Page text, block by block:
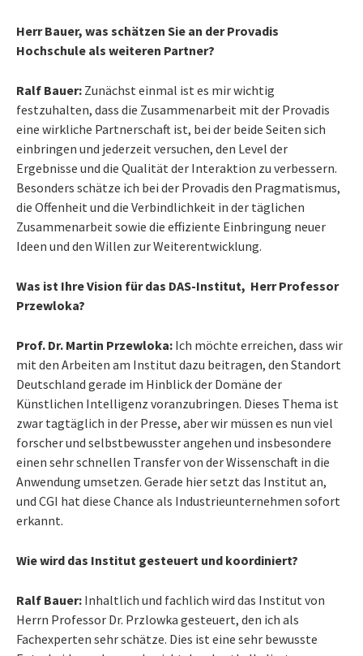
Herr Bauer, was schätzen Sie an der Provadis
Hochschule als weiteren Partner?
Ralf Bauer: Zunächst einmal ist es mir wichtig
festzuhalten, dass die Zusammenarbeit mit der Provadis
eine wirkliche Partnerschaft ist, bei der beide Seiten sich
einbringen und jederzeit versuchen, den Level der
Ergebnisse und die Qualität der Interaktion zu verbessern.
Besonders schätze ich bei der Provadis den Pragmatismus,
die Offenheit und die Verbindlichkeit in der täglichen
Zusammenarbeit sowie die effiziente Einbringung neuer
Ideen und den Willen zur Weiterentwicklung.
Was ist Ihre Vision für das DAS-Institut, Herr Professor
Przewloka?
Prof. Dr. Martin Przewloka: Ich möchte erreichen, dass wir
mit den Arbeiten am Institut dazu beitragen, den Standort
Deutschland gerade im Hinblick der Domäne der
Künstlichen Intelligenz voranzubringen. Dieses Thema ist
zwar tagtäglich in der Presse, aber wir müssen es nun viel
forscher und selbstbewusster angehen und insbesondere
einen sehr schnellen Transfer von der Wissenschaft in die
Anwendung umsetzen. Gerade hier setzt das Institut an,
und CGI hat diese Chance als Industrieunternehmen sofort
erkannt.
Wie wird das Institut gesteuert und koordiniert?
Ralf Bauer: Inhaltlich und fachlich wird das Institut von
Herrn Professor Dr. Przlowka gesteuert, den ich als
Fachexperten sehr schätze. Dies ist eine sehr bewusste